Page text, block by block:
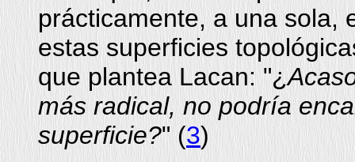
prácticamente, a una sola,
estas superficies
que plantea Lacan: "¿
más radical, no podría
superficie?" (3)